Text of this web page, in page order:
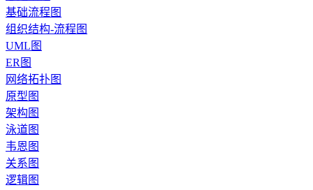
基础流程图
组织结构-流程图
UML图
ER图
网络拓扑图
原型图
架构图
泳道图
韦恩图
关系图
逻辑图